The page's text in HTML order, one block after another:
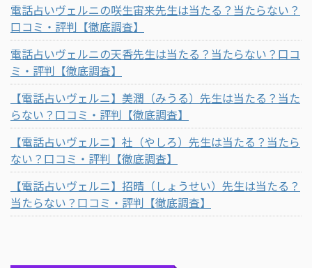
電話占いヴェルニの咲生宙来先生は当たる？当たらない？
口コミ・評判【徹底調査】
電話占いヴェルニの天香先生は当たる？当たらない？口コ
ミ・評判【徹底調査】
【電話占いヴェルニ】美潤（みうる）先生は当たる？当た
らない？口コミ・評判【徹底調査】
【電話占いヴェルニ】社（やしろ）先生は当たる？当たら
ない？口コミ・評判【徹底調査】
【電話占いヴェルニ】招晴（しょうせい）先生は当たる？
当たらない？口コミ・評判【徹底調査】